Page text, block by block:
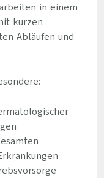
in einem
kurzen
Abläufen und